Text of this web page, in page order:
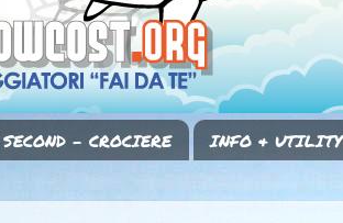
- CROCIERE INFO & UTILITY